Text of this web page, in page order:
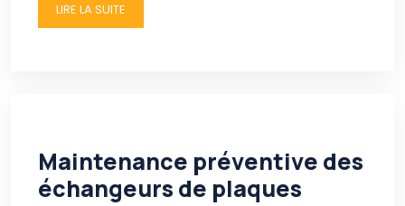
LIRE LA SUITE
Maintenance préventive des
échangeurs de plaques